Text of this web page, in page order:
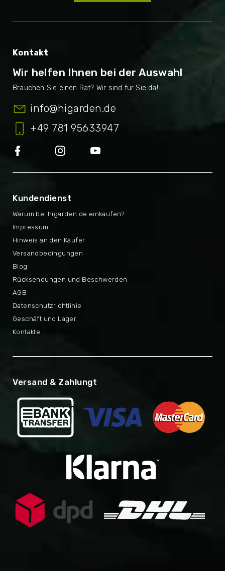
Kontakt
Wir helfen Ihnen bei der Auswahl
info@higarden.de
+49 781 95633947
Kundendienst
Warum bei higarden.de einkaufen?
Rücksendungen und Beschwerden
Impressum
AGB
Hinweis an den Käufer
Datenschutzrichtlinie
Versandbedingungen
Geschäft und Lager
Blog
Kontakte
Versand & Zahlungt